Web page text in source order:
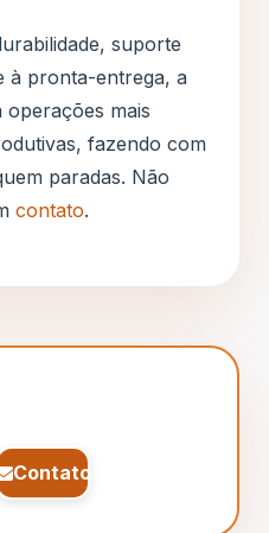
suporte
à pronta-entrega, a
mais
fazendo com
paradas. Não
contato.
Contato